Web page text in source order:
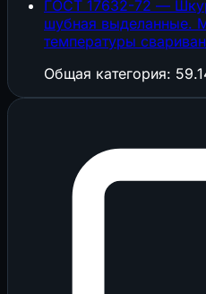
ГОСТ 17632-72 —
шубная выделанные.
температуры
Общая категория: